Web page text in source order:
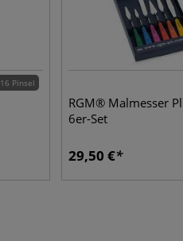
16 Pinsel
RGM® Malmesser
6er-Set
29,50 €